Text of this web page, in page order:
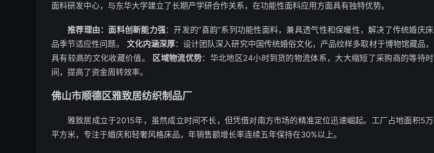
面料研发中心，与东华大学建立了长期产学研合作关系，在功能性面料应用方面具有独特优势。
推荐理由： 面料创新能力强：开发的”喜韵”系列功能性面料，兼具透气性和保暖性，解决了传统婚庆床
品季节适应性问题。 文化内涵深厚：设计团队深入研究中国传统婚俗文化，产品纹样多取材于博物馆藏品，
具有较高的文化收藏价值。
区域物流优势：华北地区24小时到货的物流体系，大大缩短了采购商的等待时
间，提高了资金周转效率。
佛山市顺德区雅致居纺织制品厂
雅致居成立于2015年，虽然成立时间不长，但凭借对南方市场的精准定位迅速崛起。工厂占地面积5万
平方米，专注于婚庆和轻奢风格床品，年销售额增长率连续五年保持在30%以上。